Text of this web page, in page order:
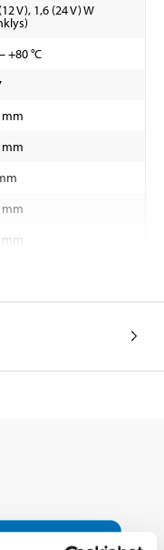
V), 1,6 (24 V) W
+80 °C
mm
mm
mm
mm